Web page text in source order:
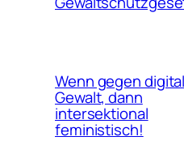
Wenn gegen
Gewalt, dann
intersektional
feministisch!